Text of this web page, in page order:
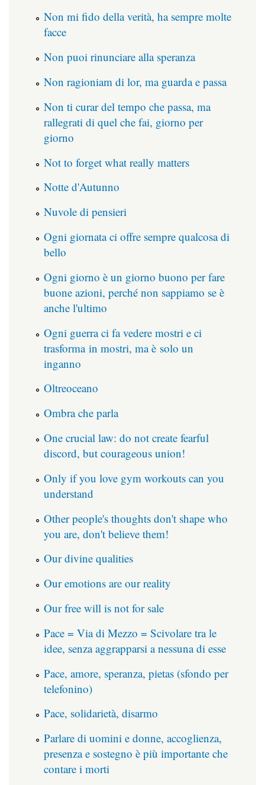
Non mi fido della verità, ha sempre molte
facce
Non puoi rinunciare alla speranza
Non ragioniam di lor, ma guarda e passa
Non ti curar del tempo che passa, ma
rallegrati di quel che fai, giorno per
giorno
Not to forget what really matters
Notte d'Autunno
Nuvole di pensieri
Ogni giornata ci offre sempre qualcosa di
bello
Ogni giorno è un giorno buono per fare
buone azioni, perché non sappiamo se è
anche l'ultimo
Ogni guerra ci fa vedere mostri e ci
trasforma in mostri, ma è solo un
inganno
Oltreoceano
Ombra che parla
One crucial law: do not create fearful
discord, but courageous union!
Only if you love gym workouts can you
understand
Other people's thoughts don't shape who
you are, don't believe them!
Our divine qualities
Our emotions are our reality
Our free will is not for sale
Pace = Via di Mezzo = Scivolare tra le
idee, senza aggrapparsi a nessuna di esse
Pace, amore, speranza, pietas (sfondo per
telefonino)
Pace, solidarietà, disarmo
Parlare di uomini e donne, accoglienza,
presenza e sostegno è più importante che
contare i morti